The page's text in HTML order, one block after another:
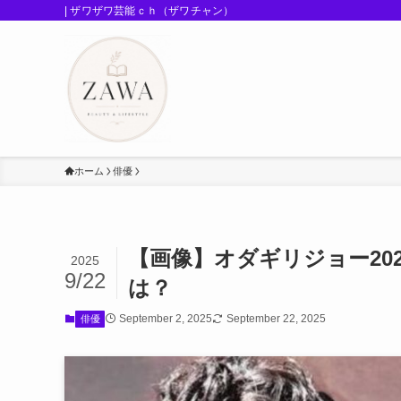
| ザワザワ芸能ｃｈ（ザワチャン）
ホーム 俳優
【画像】オダギリジョー
は？
2025
9/22
俳優 September 2, 2025 September 22, 2025